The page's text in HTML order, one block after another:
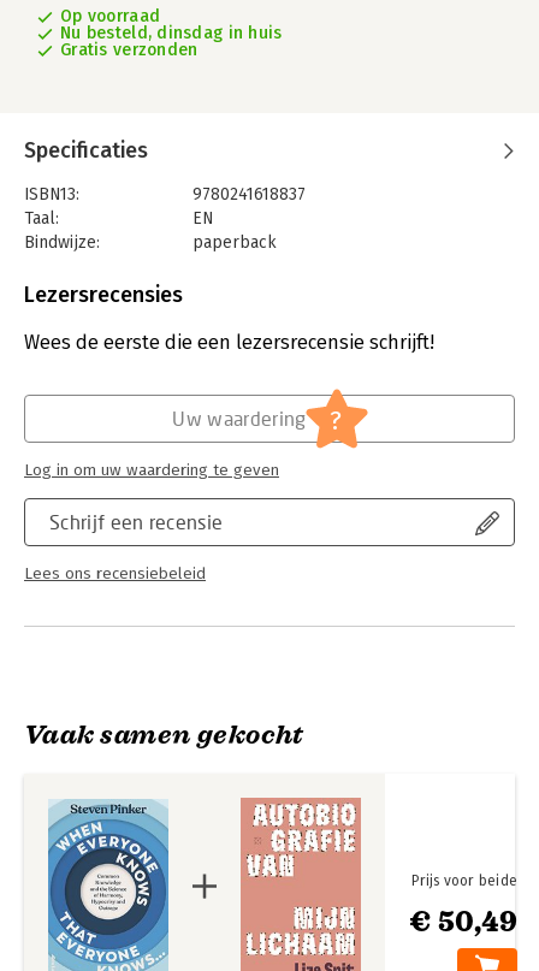
Op voorraad
Nu besteld, dinsdag in huis
Gratis verzonden
Specificaties
ISBN13:
9780241618837
Taal:
EN
Bindwijze:
paperback
Uitgever:
Lezersrecensies
Wees de eerste die een lezersrecensie schrijft!
Schrijf een recensie
Lees ons recensiebeleid
Uw waardering ?
Log in om uw waardering te geven
Vaak samen gekocht
€ 50,49
Prijs voor beide